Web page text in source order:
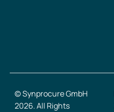
© Synprocure GmbH
2026. All Rights